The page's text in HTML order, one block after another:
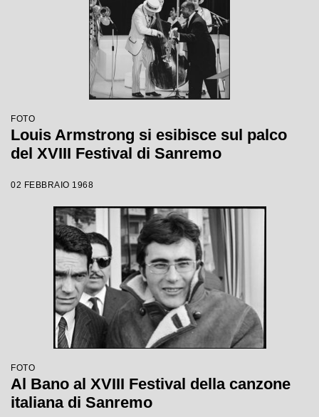
FOTO
Louis Armstrong si esibisce sul palco
del XVIII Festival di Sanremo
02 FEBBRAIO 1968
FOTO
Al Bano al XVIII Festival della canzone
italiana di Sanremo